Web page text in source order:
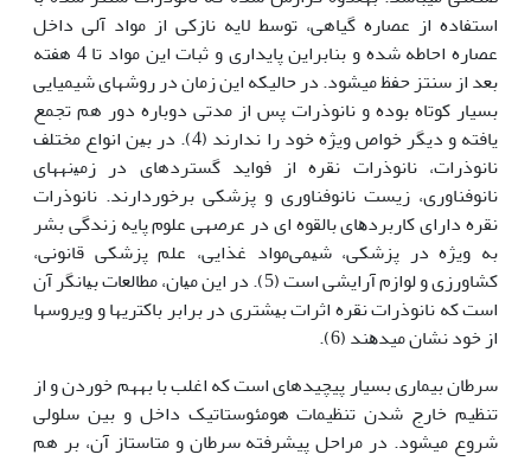
استفاده از عصاره گیاهی، توسط لایه نازکی از مواد آلی داخل
عصاره احاطه شده و بنابراین پایداری و ثبات این مواد تا 4 هفته
بعد از سنتز حفظ می‏شود. در حالی‏که این زمان در روش‏های شیمیایی
بسیار کوتاه بوده و نانوذرات پس از مدتی دوباره دور هم تجمع
یافته و دیگر خواص ویژه خود را ندارند (4). در ﺑﻴﻦ اﻧﻮاع ﻣﺨﺘﻠﻒ
ﻧﺎﻧﻮذرات، ﻧﺎﻧﻮذرات ﻧﻘﺮه از ﻓﻮاﻳﺪ ﮔﺴﺘﺮده‏اى در زﻣﻴنه‏های
ﻧﺎﻧﻮﻓﻨﺎورى، زﻳﺴﺖ ﻧﺎﻧﻮﻓﻨﺎورى و ﭘﺰﺷﻜﻰ ﺑﺮﺧﻮردارند. ﻧﺎﻧﻮذرات
ﻧﻘﺮه داراى ﻛﺎرﺑﺮدﻫﺎى ﺑﺎﻟﻘﻮه اى در ﻋﺮصه‏ی ﻋﻠﻮم ﭘﺎﻳﻪ زﻧﺪﮔﻰ ﺑﺸﺮ
به ویژه در ﭘﺰﺷﻜﻰ، ﺷﻴﻤﻰﻣﻮاد ﻏﺬاﻳﻰ، ﻋﻠﻢ ﭘﺰﺷﻜﻰ ﻗﺎﻧﻮﻧﻰ،
ﻛﺸﺎورزى و ﻟﻮازم آراﻳﺸﻰ اﺳﺖ (5). در اﻳﻦ ﻣﻴﺎن، ﻣﻄﺎﻟﻌﺎت ﺑﻴﺎﻧﮕﺮ آن
اﺳﺖ ﻛﻪ ﻧﺎﻧﻮذرات ﻧﻘﺮه اﺛﺮات ﺑﻴﺸﺘﺮى در ﺑﺮاﺑﺮ ﺑﺎﻛﺘری‏ها و ویروس‏ها
از ﺧﻮد ﻧﺸﺎن می‏دﻫﻨﺪ (6).
سرطان بیماری بسیار پیچیده‏ای است که اغلب با به‏هم خوردن و از
تنظیم خارج شدن تنظیمات هومئوستاتیک داخل و بین سلولی
شروع می‏شود. در مراحل پیشرفته سرطان و متاستاز آن، بر هم